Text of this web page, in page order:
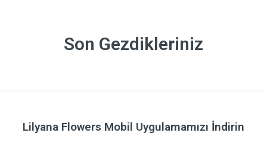
Son Gezdikleriniz
Lilyana Flowers Mobil Uygulamamızı İndirin